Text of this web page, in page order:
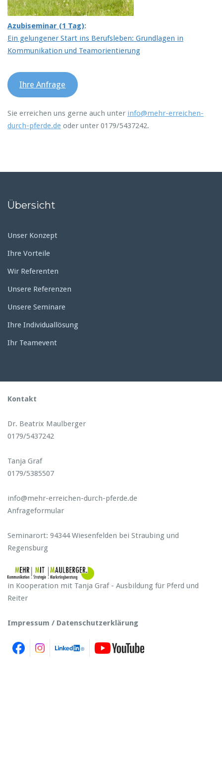
Azubiseminar (1 Tag):
Ein gelungener Start ins Berufsleben: Grundlagen in
Kommunikation und Teamorientierung
Ihre Anfrage
Sie erreichen uns gerne auch unter info@mehr-erreichen-
durch-pferde.de oder unter 0179/5437242.
Übersicht
Unser Konzept
Ihre Vorteile
Wir Referenten
Unsere Referenzen
Unsere Seminare
Ihre Individuallösung
Ihr Teamevent
Kontakt
Dr. Beatrix Maulberger
0179/5437242
Tanja Graf
0179/5385507
info@mehr-erreichen-durch-pferde.de
Anfrageformular
Seminarort: 94344 Wiesenfelden bei Straubing und
Regensburg
in Kooperation mit Tanja Graf - Ausbildung für Pferd und
Reiter
Impressum / Datenschutzerklärung